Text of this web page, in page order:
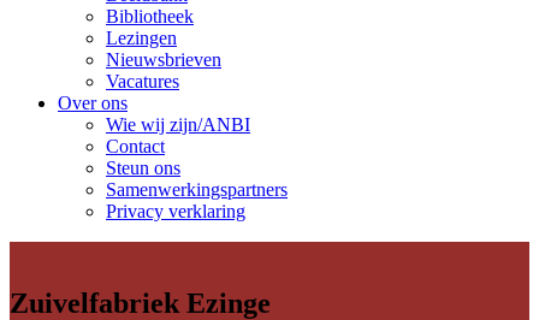
Bibliotheek
Lezingen
Nieuwsbrieven
Vacatures
Over ons
Wie wij zijn/ANBI
Contact
Steun ons
Samenwerkingspartners
Privacy verklaring
Zuivelfabriek Ezinge